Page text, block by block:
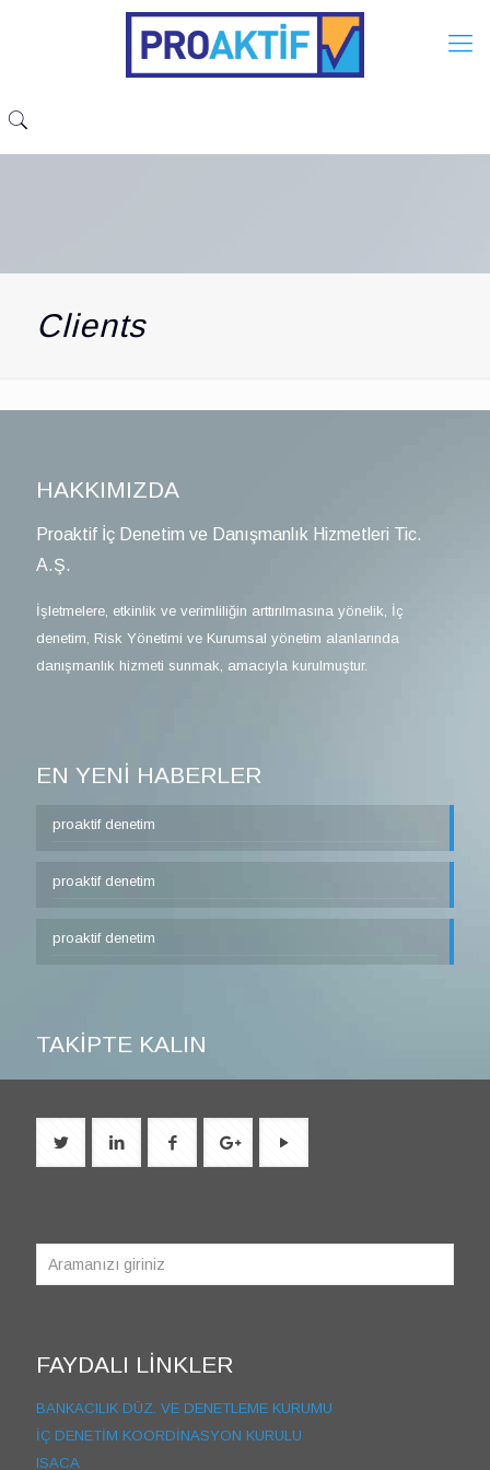
Clients
HAKKIMIZDA
Proaktif İç Denetim ve Danışmanlık Hizmetleri Tic.
A.Ş.
İşletmelere, etkinlik ve verimliliğin arttırılmasına yönelik, İç
denetim, Risk Yönetimi ve Kurumsal yönetim alanlarında
danışmanlık hizmeti sunmak, amacıyla kurulmuştur.
EN YENİ HABERLER
proaktif denetim
proaktif denetim
proaktif denetim
TAKİPTE KALIN
FAYDALI LİNKLER
BANKACILIK DÜZ. VE DENETLEME KURUMU
İÇ DENETİM KOORDİNASYON KURULU
ISACA